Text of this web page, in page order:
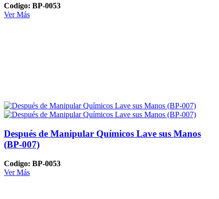
Codigo: BP-0053
Ver Más
Después de Manipular Químicos Lave sus Manos
(BP-007)
Codigo: BP-0053
Ver Más